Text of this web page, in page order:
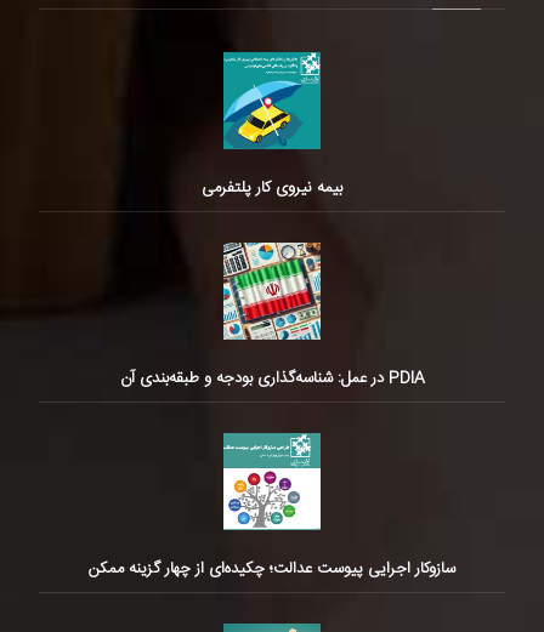
بیمه نیروی کار پلتفرمی
PDIA در عمل: شناسه‌گذاری بودجه و طبقه‌بندی آن
سازوکار اجرایی پیوست عدالت؛ چکیده‌ای از چهار گزینه ممکن